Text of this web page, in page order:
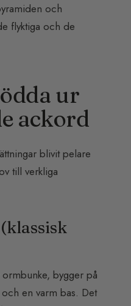
och
flyktiga och de
ur
ackord
blivit pelare
till verkliga
bygger på
en varm bas. Det